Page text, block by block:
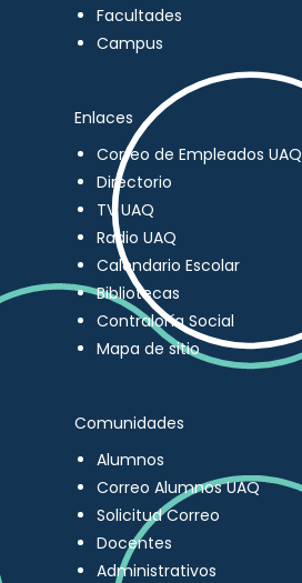
Facultades
Campus
Enlaces
Correo de Empleados UAQ
Directorio
TV UAQ
Radio UAQ
Calendario Escolar
Bibliotecas
Contraloría Social
Mapa de sitio
Comunidades
Alumnos
Correo Alumnos UAQ
Solicitud Correo
Docentes
Administrativos